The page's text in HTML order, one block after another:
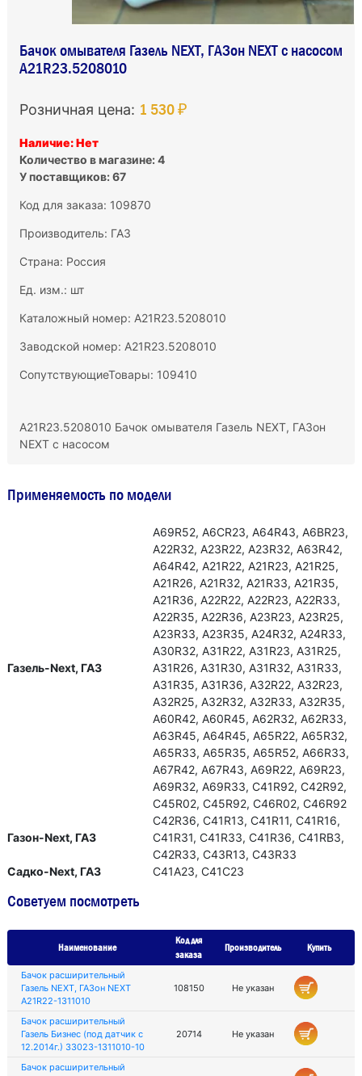
Бачок омывателя Газель NEXT, ГАЗон NEXT с насосом
A21R23.5208010
Розничная цена: 1 530 ₽
Наличие: Нет
Количество в магазине: 4
У поставщиков: 67
Код для заказа: 109870
Производитель: ГАЗ
Страна: Россия
Ед. изм.: шт
Каталожный номер: A21R23.5208010
Заводской номер: A21R23.5208010
СопутствующиеТовары: 109410
A21R23.5208010 Бачок омывателя Газель NEXT, ГАЗон
NEXT с насосом
Применяемость по модели
Газель-Next, ГАЗ
А69R52, А6СR23, А64R43, А6ВR23,
А22R32, А23R22, А23R32, А63R42,
А64R42, А21R22, А21R23, А21R25,
А21R26, А21R32, А21R33, А21R35,
А21R36, А22R22, А22R23, А22R33,
А22R35, А22R36, А23R23, А23R25,
А23R33, А23R35, А24R32, А24R33,
А30R32, А31R22, А31R23, А31R25,
А31R26, А31R30, А31R32, А31R33,
А31R35, А31R36, А32R22, А32R23,
А32R25, А32R32, А32R33, А32R35,
А60R42, А60R45, А62R32, А62R33,
А63R45, А64R45, А65R22, А65R32,
А65R33, А65R35, А65R52, А66R33,
А67R42, А67R43, А69R22, А69R23,
А69R32, А69R33, С41R92, С42R92,
С45R02, С45R92, С46R02, С46R92
Газон-Next, ГАЗ
С42R36, C41R13, С41R11, С41R16,
С41R31, С41R33, С41R36, С41RВ3,
С42R33, С43R13, С43R33
Садко-Next, ГАЗ
С41А23, С41С23
Советуем посмотреть
Наименование
Код для
заказа
Производитель Купить
Бачок расширительный
Газель NEXT, ГАЗон NEXT
A21R22-1311010
108150 Не указан
Бачок расширительный
Газель Бизнес (под датчик с
12.2014г.) 33023-1311010-10
20714 Не указан
Бачок расширительный